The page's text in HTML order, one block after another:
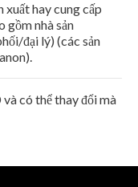
xuất hay cung cấp
gồm nhà sản
đại lý) (các sản
có thể thay đổi mà